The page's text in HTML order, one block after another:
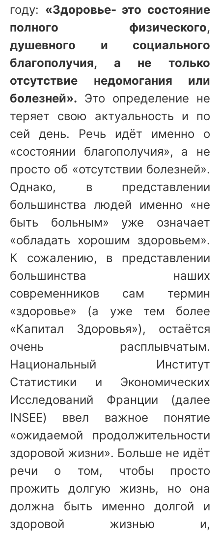
году: «Здоровье- это состояние
полного физического,
душевного и социального
благополучия, а не только
отсутствие недомогания или
болезней». Это определение не
теряет свою актуальность и по
сей день. Речь идёт именно о
«состоянии благополучия», а не
просто об «отсутствии болезней».
Однако, в представлении
большинства людей именно «не
быть больным» уже означает
«обладать хорошим здоровьем».
К сожалению, в представлении
большинства наших
современников сам термин
«здоровье» (а уже тем более
«Капитал Здоровья»), остаётся
очень расплывчатым.
Национальный Институт
Статистики и Экономических
Исследований Франции (далее
INSEE) ввел важное понятие
«ожидаемой продолжительности
здоровой жизни». Больше не идёт
речи о том, чтобы просто
прожить долгую жизнь, но она
должна быть именно долгой и
здоровой жизнью и,